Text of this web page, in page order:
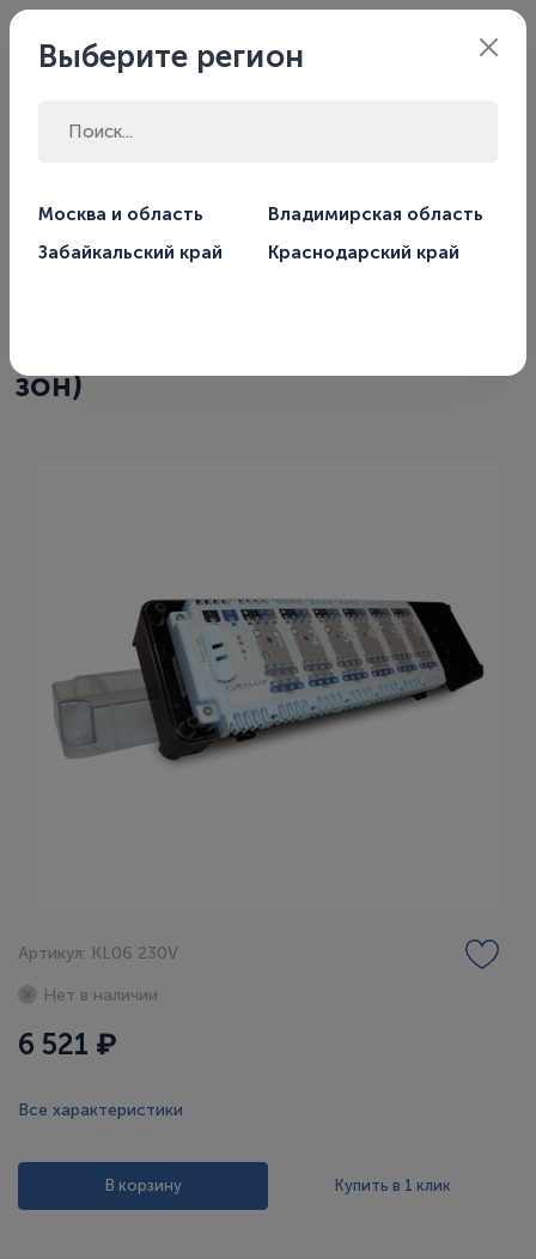
Москва
Термостаты
зон)
Артикул: KL06 230V
Нет в наличии
6 521 ₽
Все характеристики
В корзину Купить в 1 клик
Выберите регион
Москва и область
Владимирская область
Забайкальский край
Краснодарский край